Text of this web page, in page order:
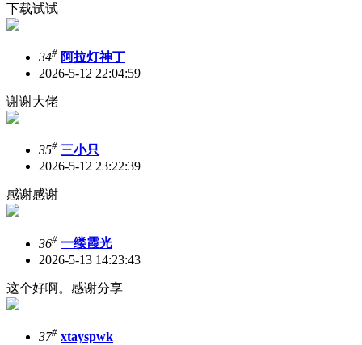
下载试试
34# 阿拉灯神丁
2026-5-12 22:04:59
谢谢大佬
35# 三小只
2026-5-12 23:22:39
感谢感谢
36# 一缕霞光
2026-5-13 14:23:43
这个好啊。感谢分享
37# xtayspwk